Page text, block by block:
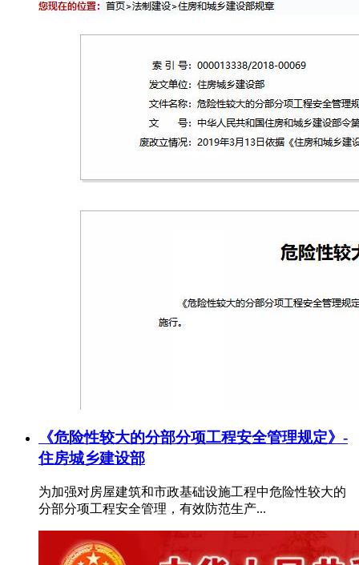
《危险性较大的分部分项工程安全管理规定》-
住房城乡建设部
为加强对房屋建筑和市政基础设施工程中危险性较大的
分部分项工程安全管理，有效防范生产...